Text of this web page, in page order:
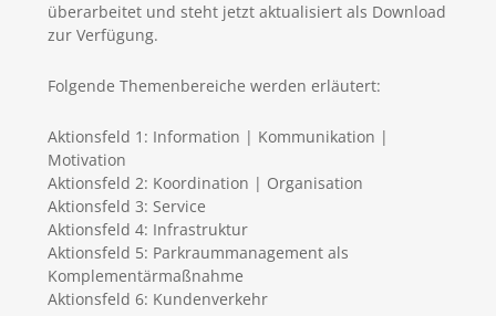
überarbeitet und steht jetzt aktualisiert als Download
zur Verfügung.
Folgende Themenbereiche werden erläutert:
Aktionsfeld 1: Information | Kommunikation |
Motivation
Aktionsfeld 2: Koordination | Organisation
Aktionsfeld 3: Service
Aktionsfeld 4: Infrastruktur
Aktionsfeld 5: Parkraummanagement als
Komplementärmaßnahme
Aktionsfeld 6: Kundenverkehr